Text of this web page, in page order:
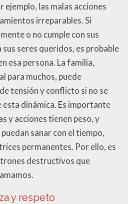
ejemplo, las malas acciones
irreparables. Si
o no cumple con sus
seres queridos, es probable
esa persona. La familia,
para muchos, puede
tensión y conflicto si no se
esta dinámica. Es importante
y acciones tienen peso, y
sanar con el tiempo,
permanentes. Por ello, es
destructivos que
y respeto